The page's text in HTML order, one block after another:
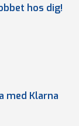
hos dig!
med Klarna